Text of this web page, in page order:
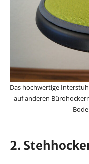
Das hochwertige
auf anderen
2.